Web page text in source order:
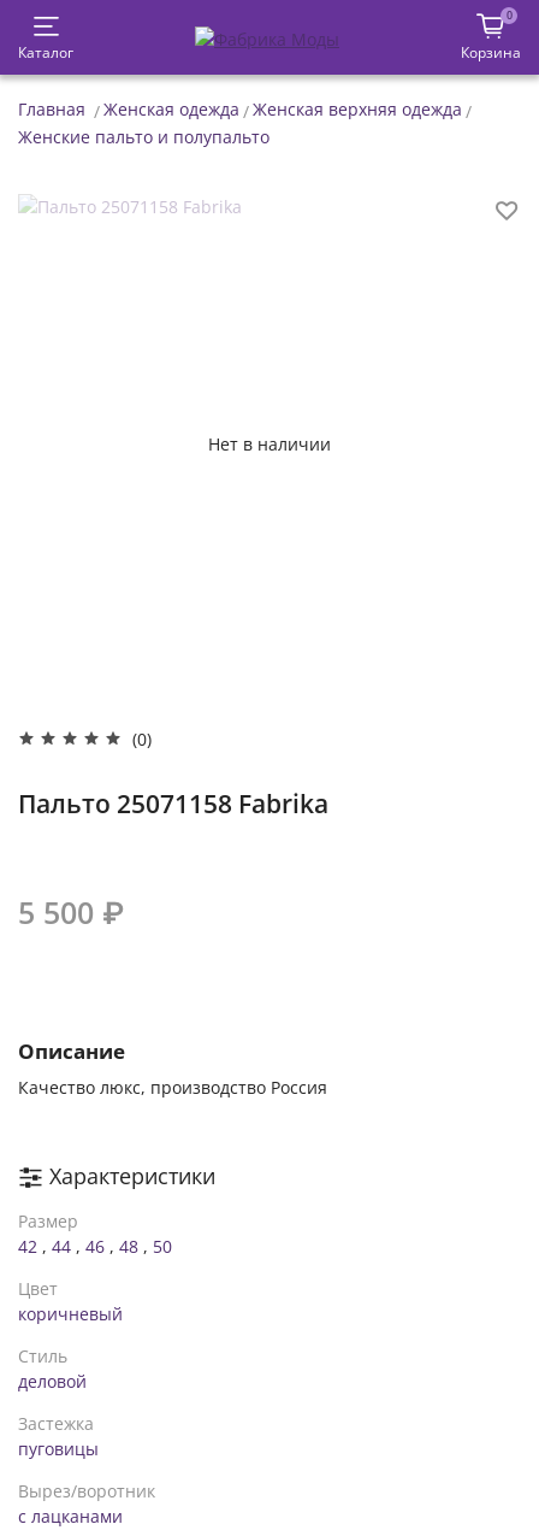
Каталог
0
Корзина
Главная Женская одежда
Женская верхняя одежда
Женские пальто и полупальто
Нет в наличии
(0)
Пальто 25071158 Fabrika
5 500 ₽
Описание
Качество люкс, производство Россия
Характеристики
Размер
42 , 44 , 46 , 48 , 50
Цвет
коричневый
Стиль
деловой
Застежка
пуговицы
Вырез/воротник
с лацканами